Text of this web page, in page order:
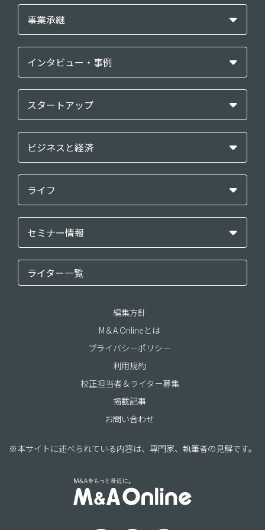
事業承継
インタビュー・事例
スタートアップ
ビジネスと経済
ライフ
セミナー情報
ライター一覧
編集方針
M＆A Onlineとは
プライバシーポリシー
利用規約
校正担当者＆ライター募集
掲載記事
お問い合わせ
※本サイトに述べられている内容は、専門家、執筆者の見解です。